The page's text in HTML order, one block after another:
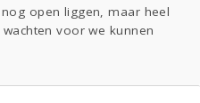
open liggen, maar heel
voor we kunnen